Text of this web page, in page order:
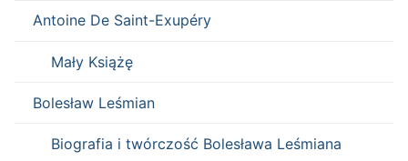
Antoine De Saint-Exupéry
Mały Książę
Bolesław Leśmian
Biografia i twórczość Bolesława Leśmiana